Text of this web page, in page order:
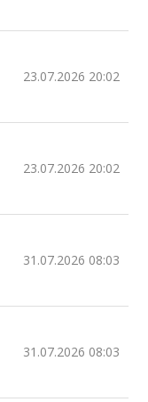
23.07.2026 20:02
23.07.2026 20:02
31.07.2026 08:03
31.07.2026 08:03